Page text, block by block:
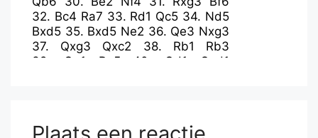
32. Bc4 Ra7 33. Rd1 Qc5 34. Nd5
Bxd5 35. Bxd5 Ne2 36. Qe3 Nxg3
37. Qxg3 Qxc2 38. Rb1
Rb3
39.
Qg1 Ra5 40. Qd1
Qxd1